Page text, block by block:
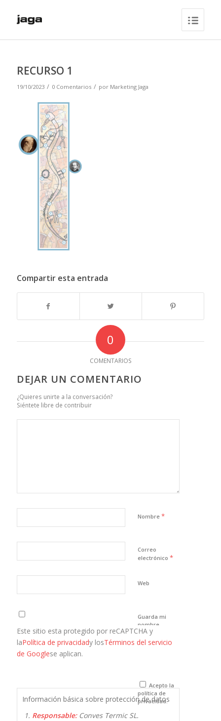
RECURSO 1
19/10/2023 / 0 Comentarios / por Marketing Jaga
Compartir esta entrada
0
COMENTARIOS
DEJAR UN COMENTARIO
¿Quieres unirte a la conversación?
Siéntete libre de contribuir
Nombre *
Correo
electrónico *
Web
Guarda mi
nombre,
correo
electrónico y
que comente.
Este sitio esta protegido por reCAPTCHA y
laPolítica de privacidady losTérminos del servicio
de Googlese aplican.
Acepto la
política de
privacidad.
Información básica sobre protección de datos
Responsable:Conves Termic SL.